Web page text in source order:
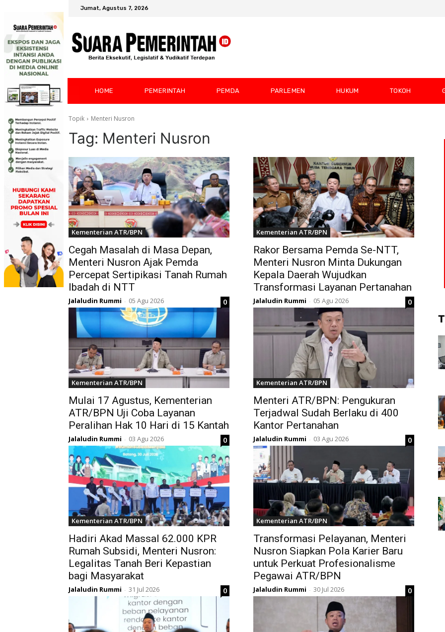
Jumat, Agustus 7, 2026
HOME PEMERINTAH PEMDA PARLEMEN HUKUM TOKOH
Topik Menteri Nusron
Tag: Menteri Nusron
Kementerian ATR/BPN
Cegah Masalah di Masa Depan,
Menteri Nusron Ajak Pemda
Percepat Sertipikasi Tanah Rumah
Ibadah di NTT
Jalaludin Rummi - 05 Agu 2026 0
Kementerian ATR/BPN
Rakor Bersama Pemda Se-NTT,
Menteri Nusron Minta Dukungan
Kepala Daerah Wujudkan
Transformasi Layanan Pertanahan
Jalaludin Rummi - 05 Agu 2026 0
Kementerian ATR/BPN
Mulai 17 Agustus, Kementerian
ATR/BPN Uji Coba Layanan
Peralihan Hak 10 Hari di 15 Kantah
Jalaludin Rummi - 03 Agu 2026 0
Kementerian ATR/BPN
Menteri ATR/BPN: Pengukuran
Terjadwal Sudah Berlaku di 400
Kantor Pertanahan
Jalaludin Rummi - 03 Agu 2026 0
Kementerian ATR/BPN
Hadiri Akad Massal 62.000 KPR
Rumah Subsidi, Menteri Nusron:
Legalitas Tanah Beri Kepastian
bagi Masyarakat
Jalaludin Rummi - 31 Jul 2026 0
Kementerian ATR/BPN
Transformasi Pelayanan, Menteri
Nusron Siapkan Pola Karier Baru
untuk Perkuat Profesionalisme
Pegawai ATR/BPN
Jalaludin Rummi - 30 Jul 2026 0